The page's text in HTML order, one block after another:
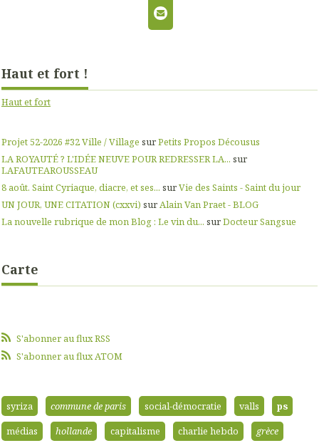
Haut et fort !
Haut et fort
Projet 52-2026 #32 Ville / Village surPetits Propos Décousus
LA ROYAUTÉ ? L'IDÉE NEUVE POUR REDRESSER LA... sur
LAFAUTEAROUSSEAU
8 août. Saint Cyriaque, diacre, et ses... surVie des Saints - Saint du jour
UN JOUR, UNE CITATION (cxxvi) surAlain Van Praet - BLOG
La nouvelle rubrique de mon Blog : Le vin du... surDocteur Sangsue
Carte
S'abonner au flux RSS
S'abonner au flux ATOM
syriza commune de paris social-démocratie valls
ps
médias
hollande capitalisme charlie hebdo grèce